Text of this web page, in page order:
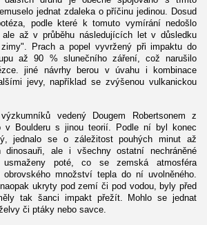
jednat zdaleka o příčinu jedinou. Dosud
podle které k tomuto vymírání nedošlo
až v průběhu následujících let v důsledku
Prach a popel vyvržený při impaktu do
až 90 % slunečního záření, což narušilo
jiné návrhy berou v úvahu i kombinace
jevy, například se zvýšenou vulkanickou
vedený Dougem Robertsonem z
v Boulderu s jinou teorií. Podle ní byl konec
jednalo se o záležitost pouhých minut až
dinosauři, ale i všechny ostatní nechráněné
poté, co se zemská atmosféra
množství tepla do ní uvolněného.
ukryty pod zemí či pod vodou, byly před
tak šanci impakt přežít. Mohlo se jednat
či ptáky nebo savce.